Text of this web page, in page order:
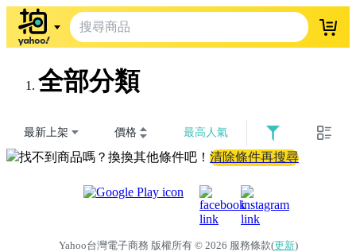
登入
全部分類
最新上架 價格 最高人氣
找不到商品嗎？換換其他條件吧！ 清除條件再搜尋
Yahoo台灣電子商務 版權所有 © 2026 服務條款(更新)